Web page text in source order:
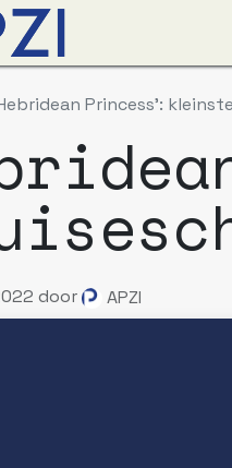
Princess':
door APZI